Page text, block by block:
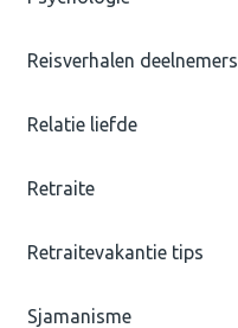
Reisverhalen deelnemers
Relatie liefde
Retraite
Retraitevakantie tips
Sjamanisme